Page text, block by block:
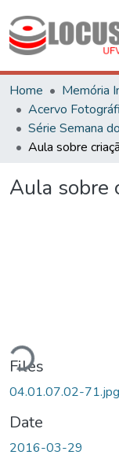
Home
Memória
Série Semana
Aula sobre
Aula sobre
Files
04.01.07.02-71.jpg
Date
2016-03-29